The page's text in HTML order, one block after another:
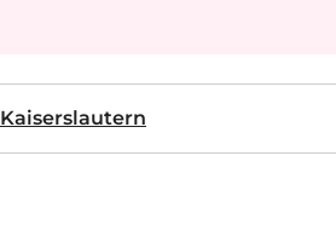
Kaiserslautern